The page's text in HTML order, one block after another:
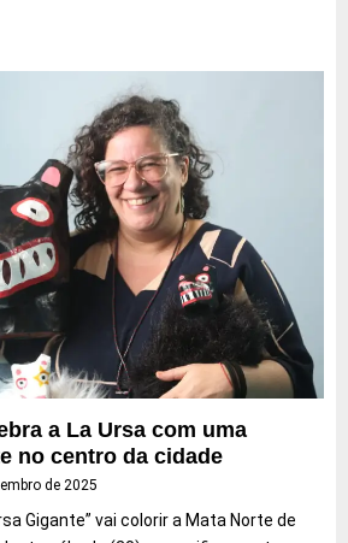
a La Ursa com uma
no centro da cidade
de 2025
Gigante” vai colorir a Mata Norte de